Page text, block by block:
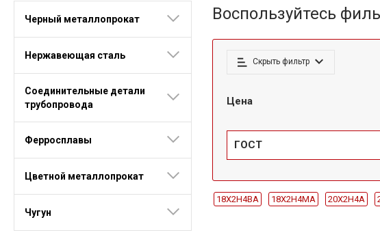
Черный металлопрокат
Нержавеющая сталь
Соединительные детали
трубопровода
Ферросплавы
Цветной металлопрокат
Чугун
Воспользуйтесь
Скрыть фильтр
Цена
ГОСТ
18Х2Н4ВА 18Х2Н4МА 20Х2Н4А